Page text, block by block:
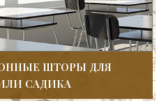
ШТОРЫ ДЛЯ
САДИКА